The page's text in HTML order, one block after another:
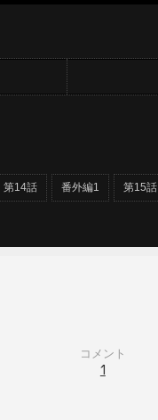
第14話 番外編1 第15話
コメント
1